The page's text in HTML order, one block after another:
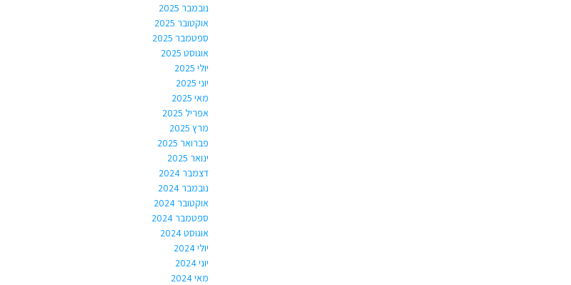
נובמבר 2025
אוקטובר 2025
ספטמבר 2025
אוגוסט 2025
יולי 2025
יוני 2025
מאי 2025
אפריל 2025
מרץ 2025
פברואר 2025
ינואר 2025
דצמבר 2024
נובמבר 2024
אוקטובר 2024
ספטמבר 2024
אוגוסט 2024
יולי 2024
יוני 2024
מאי 2024